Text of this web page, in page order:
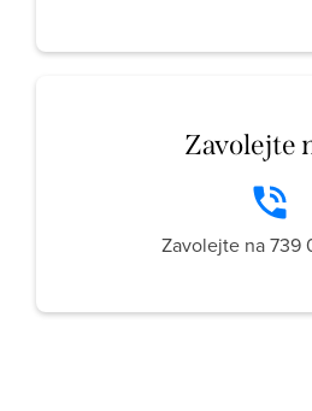
Zavolejte
Zavolejte na 739